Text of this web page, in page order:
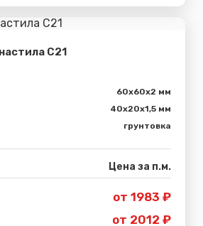
С21
60х60х2 мм
40х20х1,5 мм
грунтовка
Цена за п.м.
от 1983 ₽
от 2012 ₽